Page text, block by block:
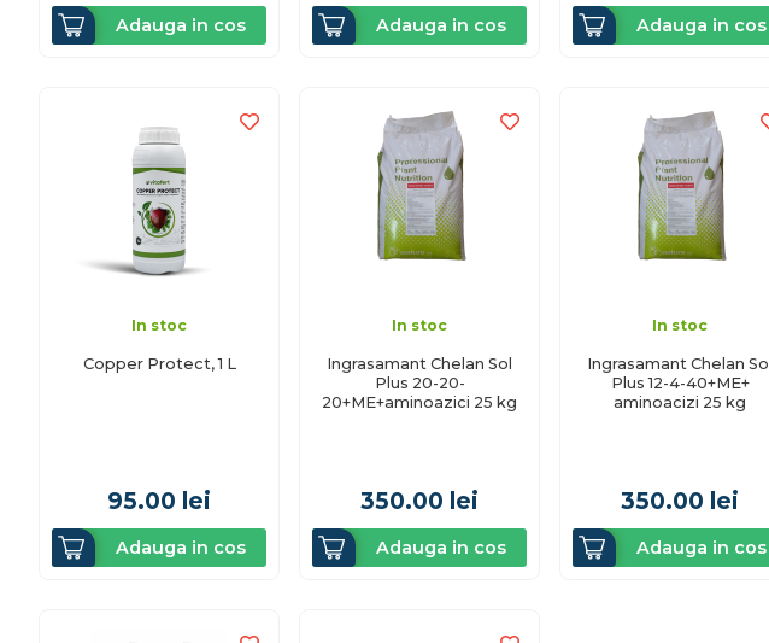
Adauga in cos Adauga in cos Adauga in cos
In stoc
Copper Protect, 1 L
95.00 lei
Adauga in cos
In stoc
Ingrasamant Chelan Sol
Plus 20-20-
20+ME+aminoazici 25 kg
350.00 lei
Adauga in cos
In stoc
Ingrasamant Chelan Sol
Plus 12-4-40+ME+
aminoacizi 25 kg
350.00 lei
Adauga in cos